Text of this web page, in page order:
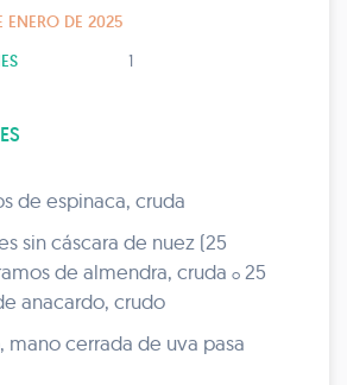
ENERO DE 2025
1
de espinaca, cruda
sin cáscara de nuez (25
de almendra, cruda o 25
anacardo, crudo
mano cerrada de uva pasa